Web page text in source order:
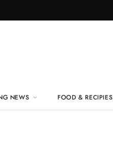
NEWS FOOD & RECIPIES